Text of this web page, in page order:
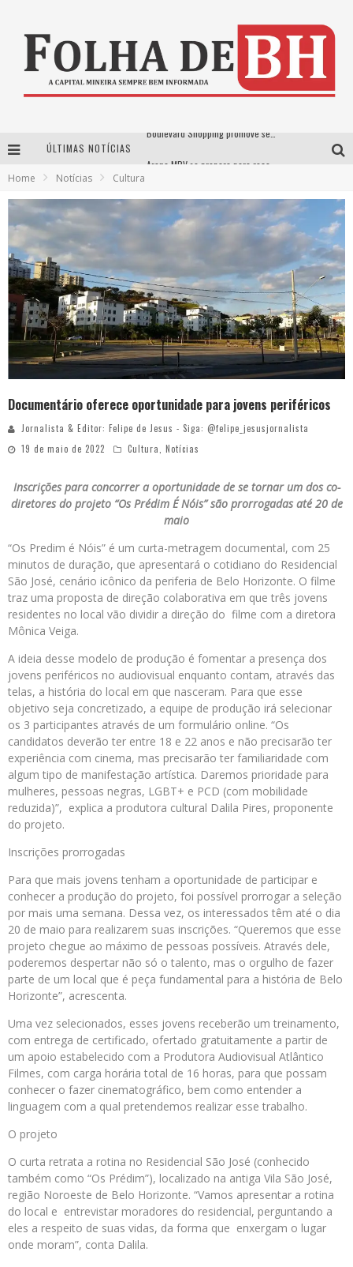
ÚLTIMAS NOTÍCIAS
VIASHOPPING CELEBRA O DIA DOS PAIS COM AÇÃO COMPROU-GANHOU EXCLUSIVA
Home Notícias Cultura
Documentário oferece oportunidade para jovens periféricos
Jornalista & Editor: Felipe de Jesus - Siga: @felipe_jesusjornalista
19 de maio de 2022
Cultura, Notícias
Inscrições para concorrer a oportunidade de se tornar um dos co-
diretores do projeto “Os Prédim É Nóis” são prorrogadas até 20 de
maio
“Os Predim é Nóis” é um curta-metragem documental, com 25
minutos de duração, que apresentará o cotidiano do Residencial
São José, cenário icônico da periferia de Belo Horizonte. O filme
traz uma proposta de direção colaborativa em que três jovens
residentes no local vão dividir a direção do filme com a diretora
Mônica Veiga.
A ideia desse modelo de produção é fomentar a presença dos
jovens periféricos no audiovisual enquanto contam, através das
telas, a história do local em que nasceram. Para que esse
objetivo seja concretizado, a equipe de produção irá selecionar
os 3 participantes através de um formulário online. “Os
candidatos deverão ter entre 18 e 22 anos e não precisarão ter
experiência com cinema, mas precisarão ter familiaridade com
algum tipo de manifestação artística. Daremos prioridade para
mulheres, pessoas negras, LGBT+ e PCD (com mobilidade
reduzida)”, explica a produtora cultural Dalila Pires, proponente
do projeto.
Inscrições prorrogadas
Para que mais jovens tenham a oportunidade de participar e
conhecer a produção do projeto, foi possível prorrogar a seleção
por mais uma semana. Dessa vez, os interessados têm até o dia
20 de maio para realizarem suas inscrições. “Queremos que esse
projeto chegue ao máximo de pessoas possíveis. Através dele,
poderemos despertar não só o talento, mas o orgulho de fazer
parte de um local que é peça fundamental para a história de Belo
Horizonte”, acrescenta.
Uma vez selecionados, esses jovens receberão um treinamento,
com entrega de certificado, ofertado gratuitamente a partir de
um apoio estabelecido com a Produtora Audiovisual Atlântico
Filmes, com carga horária total de 16 horas, para que possam
conhecer o fazer cinematográfico, bem como entender a
linguagem com a qual pretendemos realizar esse trabalho.
O projeto
O curta retrata a rotina no Residencial São José (conhecido
também como “Os Prédim”), localizado na antiga Vila São José,
região Noroeste de Belo Horizonte. “Vamos apresentar a rotina
do local e entrevistar moradores do residencial, perguntando a
eles a respeito de suas vidas, da forma que enxergam o lugar
onde moram”, conta Dalila.